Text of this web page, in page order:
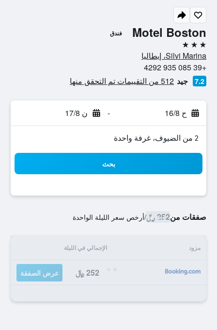
Motel Boston فندق
3 نجوم
Silvi Marina، إيطاليا
+39 085 935 4292
7.2 جيد 512 من التقييمات تم التحقق منها
ح 16/8 - ن 17/8
2 من الضيوف، غرفة واحدة
بحث
صفقات من252 ﷼ /أرخص سعر الليلة الواحدة
مزود الإجمالي في الليلة
252 ﷼ عرض الصفقة